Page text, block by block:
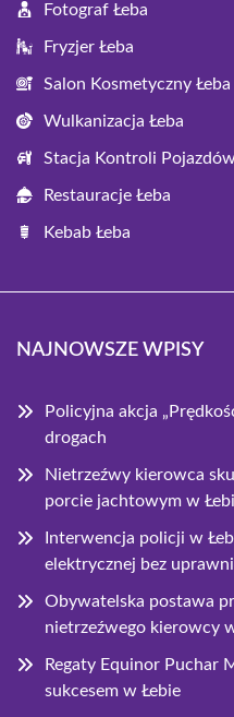
Fotograf Łeba
Fryzjer Łeba
Salon Kosmetyczny Łeba
Wulkanizacja Łeba
Stacja Kontroli
Restauracje Łeba
Kebab Łeba
NAJNOWSZE WPISY
Policyjna akcja
drogach
Nietrzeźwy kierowca
porcie jachtowym w
Interwencja policji w
elektrycznej bez
Obywatelska postawa
nietrzeźwego kierowcy
Regaty Equinor Puchar
sukcesem w Łebie